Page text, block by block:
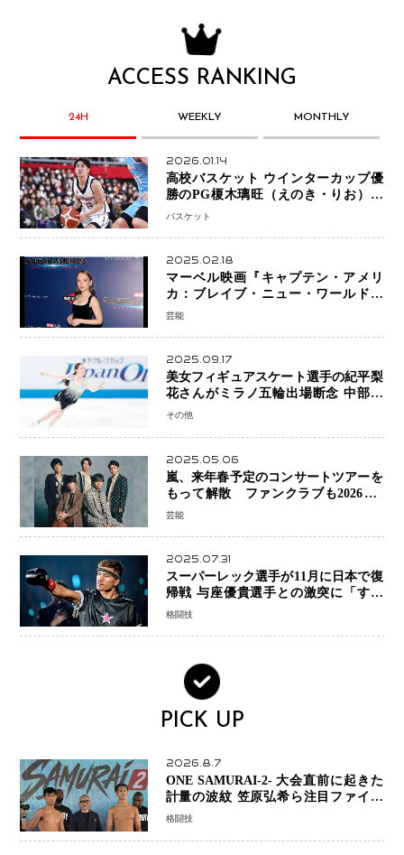
ACCESS RANKING
24H WEEKLY MONTHLY
2026.01.14
高校バスケット ウインターカップ優
勝のPG榎木璃旺（えのき・りお）が
プロの現場へ―。
バスケット
2025.02.18
マーベル映画『キャプテン・アメリ
カ：ブレイブ・ニュー・ワールド』
新ブラック・ウィドウ役のシラ・ハー
芸能
2025.09.17
美女フィギュアスケート選手の紀平梨
花さんがミラノ五輪出場断念 中部選
手権欠場を発表「安全最優先の判断」
その他
2025.05.06
嵐、来年春予定のコンサートツアーを
もって解散 ファンクラブも2026年5
月末で活動終了
芸能
2025.07.31
スーパーレック選手が11月に日本で復
帰戦 与座優貴選手との激突に「すべ
ての技術を見せたい」
格闘技
PICK UP
2026.8.7
ONE SAMURAI-2- 大会直前に起きた
計量の波紋 笠原弘希ら注目ファイタ
ーは契約体重で決戦へ、山本歩夢と平
格闘技